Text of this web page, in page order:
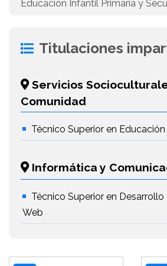
Educación Infantil Primaria y
Titulaciones
Servicios
Comunidad
Técnico Superior en
Informática y
Técnico Superior en
Web